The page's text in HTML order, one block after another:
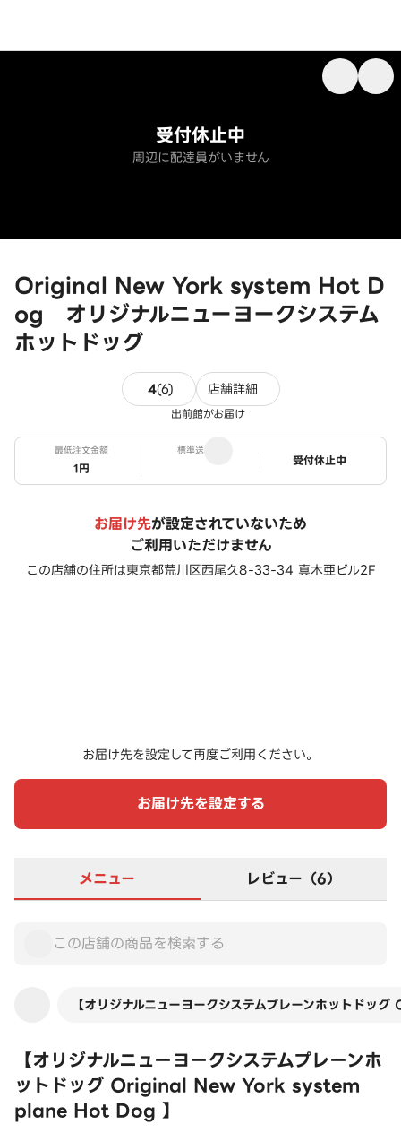
Original New York system Hot D
og オリジナルニューヨークシステム
ホットドッグ
受付休止中
周辺に配達員がいません
4(6)6件のレビュー
店舗詳細
出前館がお届け
最低注文金額
1円
標準送料
ステータス
受付休止中
お届け先が設定されていないため
ご利用いただけません
この店舗の住所は東京都荒川区西尾久8-33-34 真木亜ビル2F
お届け先を設定して再度ご利用ください。
お届け先を設定する
メニュー レビュー（6）
【オリジナルニューヨークシステムプレーンホット
【オリジナルニューヨークシステムプレーンホ
ットドッグ Original New York system
plane Hot Dog 】